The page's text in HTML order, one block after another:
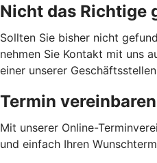
Nicht das Richtige
Sollten Sie bisher nicht
nehmen Sie Kontakt mit uns
einer unserer
Termin vereinbaren
Mit unserer Online-
und einfach Ihren